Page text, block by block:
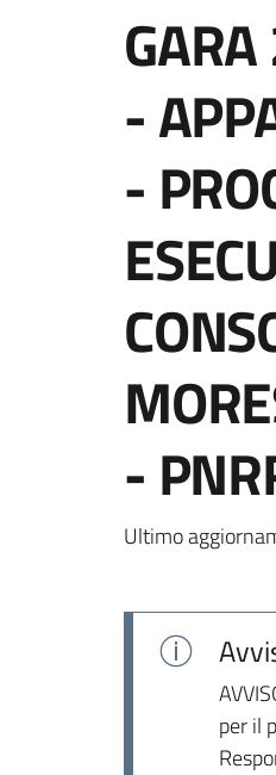
-
-
-
Ultimo
per il